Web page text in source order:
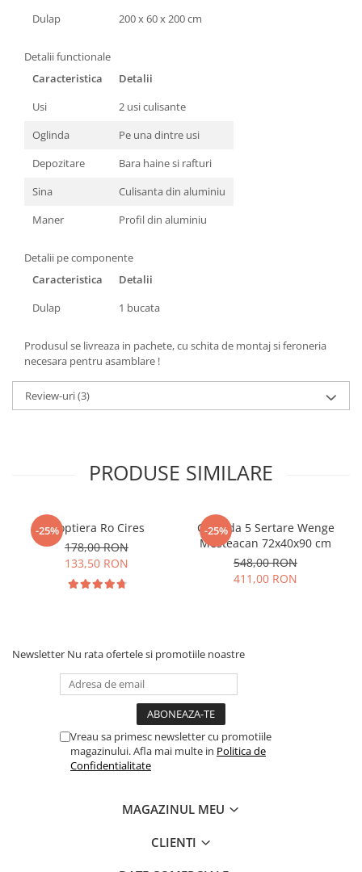
Dulap
200 x 60 x 200 cm
Detalii functionale
Caracteristica
Detalii
Usi
2 usi culisante
Oglinda
Pe una dintre usi
Depozitare
Bara haine si rafturi
Sina
Culisanta din aluminiu
Maner
Profil din aluminiu
Detalii pe componente
Caracteristica
Detalii
Dulap
1 bucata
Produsul se livreaza in pachete, cu schita de montaj si feroneria
necesara pentru asamblare !
Review-uri(3)
PRODUSE SIMILARE
-25%Noptiera Ro Cires
178,00 RON
133,50 RON
-25%
Comoda 5 Sertare Wenge
Mesteacan 72x40x90 cm
548,00 RON
411,00 RON
Newsletter Nu rata ofertele si promotiile noastre
Vreau sa primesc newsletter cu promotiile
magazinului. Afla mai multe in Politica de
Confidentialitate
MAGAZINUL MEU
CLIENTI